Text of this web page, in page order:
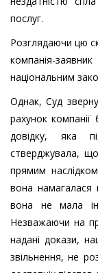
послуг.
Розглядаючи цю
компанія-
національним
Однак, Суд
рахунок
довідку, яка
стверджувала,
прямим
вона
вона не мала
Незважаючи на
надані докази,
звільнення, не